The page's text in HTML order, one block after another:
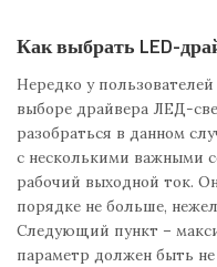
Как выбрать LED-
Нередко у
выборе драйвера ЛЕД-
разобраться в данном
с несколькими важными
рабочий выходной ток.
порядке не больше,
Следующий пункт –
параметр должен быть